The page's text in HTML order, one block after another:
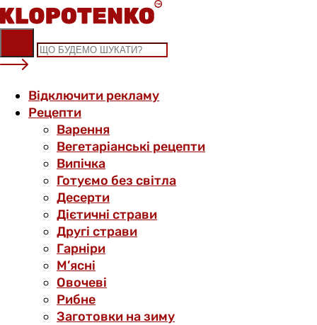
Skip
to
content
Відключити рекламу
Рецепти
Варення
Вегетаріанські рецепти
Випічка
Готуємо без світла
Десерти
Дієтичні страви
Другі страви
Гарніри
М’ясні
Овочеві
Рибне
Заготовки на зиму